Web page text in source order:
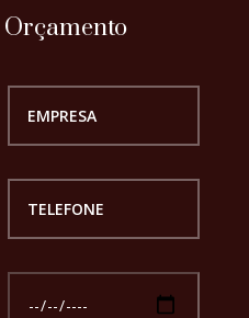
Orçamento